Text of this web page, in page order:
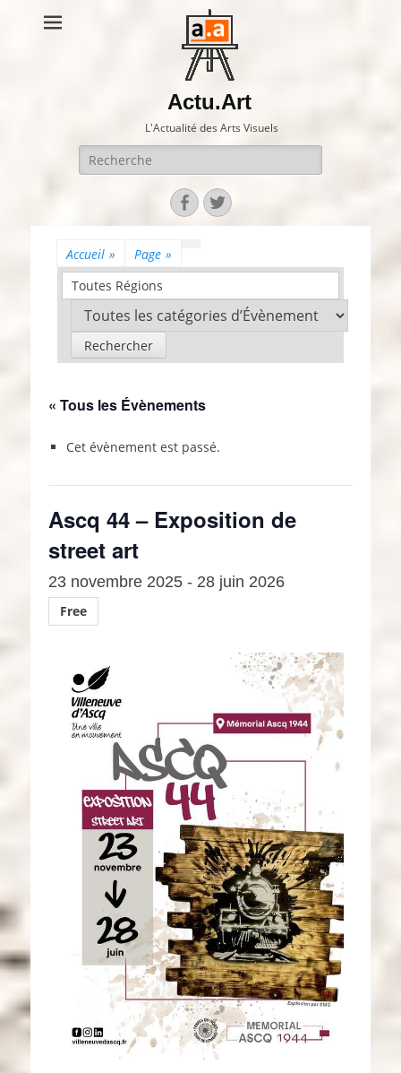
Actu.Art
L'Actualité des Arts Visuels
Recherche
pour:
Facebook
Twitter
Accueil » Page »
Toutes Régions
« Tous les Évènements
Cet évènement est passé.
Ascq 44 – Exposition de
street art
23 novembre 2025 - 28 juin 2026
Free